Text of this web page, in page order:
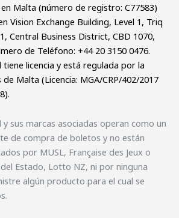
Malta (número de registro: C77583)
Vision Exchange Building, Level 1, Triq
Central Business District, CBD 1070,
de Teléfono: +44 20 3150 0476.
licencia y está regulada por la
Malta (Licencia: MGA/CRP/402/2017
sus marcas asociadas operan como un
de compra de boletos y no están
por MUSL, Française des Jeux o
Estado, Lotto NZ, ni por ninguna
algún producto para el cual se